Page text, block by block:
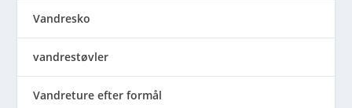
Vandresko
vandrestøvler
Vandreture efter formål